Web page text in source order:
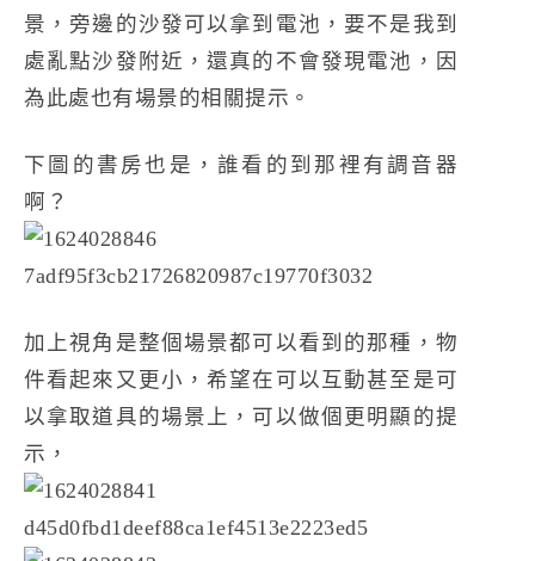
景，旁邊的沙發可以拿到電池，要不是我到
處亂點沙發附近，還真的不會發現電池，因
為此處也有場景的相關提示。
下圖的書房也是，誰看的到那裡有調音器
啊？
加上視角是整個場景都可以看到的那種，物
件看起來又更小，希望在可以互動甚至是可
以拿取道具的場景上，可以做個更明顯的提
示，